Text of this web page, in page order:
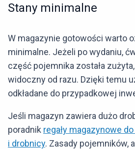
Stany minimalne
W magazynie gotowości warto
minimalne. Jeżeli po wydaniu,
część pojemnika została
widoczny od razu. Dzięki temu
odkładane do przypadkowej
Jeśli magazyn zawiera dużo
poradnik regały magazynowe
i drobnicy. Zasady pojemników,